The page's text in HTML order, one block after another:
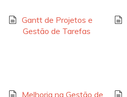
Gantt de Projetos e
Gestão de Tarefas
Melhoria na Gestão de